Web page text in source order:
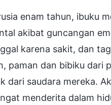
enam tahun, ibuku
akibat guncangan
karena sakit, dan
paman dan bibiku dari
dari saudara mereka.
menderita dalam